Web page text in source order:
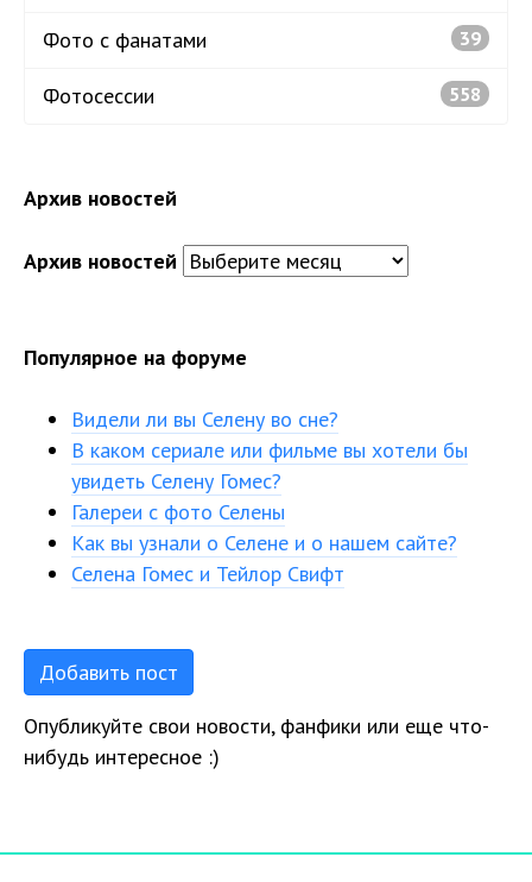
Фото с фанатами 39
Фотосессии 558
Архив новостей
Архив новостей
Популярное на форуме
Видели ли вы Селену во сне?
В каком сериале или фильме вы хотели бы
увидеть Селену Гомес?
Галереи с фото Селены
Как вы узнали о Селене и о нашем сайте?
Селена Гомес и Тейлор Свифт
Добавить пост
Опубликуйте свои новости, фанфики или еще что-
нибудь интересное :)